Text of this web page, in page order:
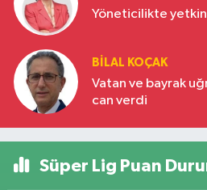
Yöneticilikte
BILAL KOÇAK
Vatan ve bayrak
can verdi
Süper Lig Puan